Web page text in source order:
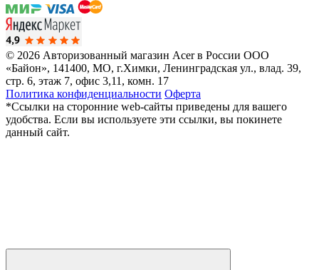
© 2026 Авторизованный магазин Acer в России ООО
«Байон», 141400, МО, г.Химки, Ленинградская ул., влад. 39,
стр. 6, этаж 7, офис 3,11, комн. 17
Политика конфиденциальности Оферта
*Ссылки на сторонние web-сайты приведены для вашего
удобства. Если вы используете эти ссылки, вы покинете
данный сайт.